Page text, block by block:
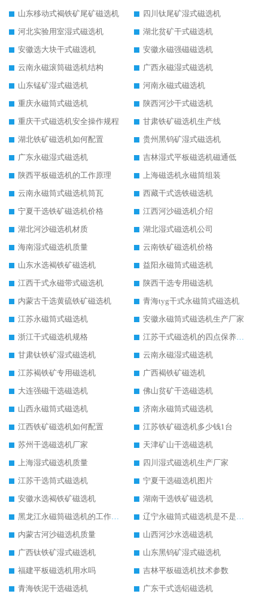
山东移动式褐铁矿尾矿磁选机
四川钛尾矿湿式磁选机
河北实验用室湿式磁选机
湖北贫矿干式磁选机
安徽选大块干式磁选机
安徽永磁强磁磁选机
云南永磁滚筒磁选机结构
广西永磁湿式磁选机
山东锰矿湿式磁选机
河南永磁式磁选机
重庆永磁筒式磁选机
陕西河沙干式磁选机
重庆干式磁选机安全操作规程
甘肃铁矿磁选机生产线
湖北铁矿磁选机如何配置
贵州黑钨矿湿式磁选机
广东永磁湿式磁选机
吉林湿式平板磁选机磁通低
陕西平板磁选机的工作原理
上海磁选机永磁筒组装
云南永磁筒式磁选机筒瓦
西藏干式选铁磁选机
宁夏干选铁矿磁选机价格
江西河沙磁选机介绍
湖北河沙磁选机材质
湖北湿式磁选机公司
海南湿式磁选机质量
云南铁矿磁选机价格
山东水选褐铁矿磁选机
益阳永磁筒式磁选机
江西干式永磁带式磁选机
陕西干选专用磁选机
内蒙古干选黄硫铁矿磁选机
青海tyg干式永磁筒式磁选机
江苏永磁筒式磁选机
安徽永磁筒式磁选机生产厂家
浙江干式磁选机规格
江苏干式磁选机的四点保养秘籍
甘肃钛铁矿湿式磁选机
云南永磁湿式磁选机
江苏褐铁矿专用磁选机
广西褐铁矿磁选机
大连强磁干选磁选机
佛山贫矿干选磁选机
山西永磁筒式磁选机
济南永磁筒式磁选机
江西铁矿磁选机如何配置
江苏铁矿磁选机多少钱1台
苏州干选磁选机厂家
天津矿山干选磁选机
上海湿式磁选机质量
四川湿式磁选机生产厂家
江苏干选筒式磁选机
宁夏干选磁选机图片
安徽水选褐铁矿磁选机
湖南干选铁矿磁选机
黑龙江永磁筒磁选机的工作原理
辽宁永磁筒式磁选机是不是强磁
内蒙古河沙磁选机质量
山西河沙水选磁选机
广西钛铁矿湿式磁选机
山东黑钨矿湿式磁选机
福建平板磁选机用水吗
吉林平板磁选机技术参数
青海铁泥干选磁选机
广东干式选铝磁选机